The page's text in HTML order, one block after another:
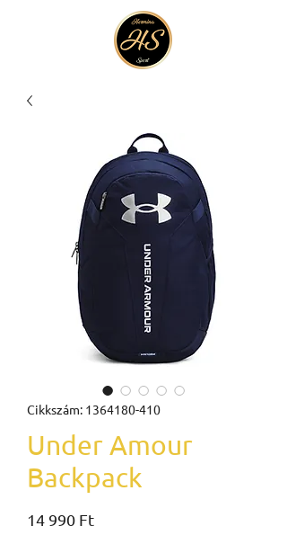
Cikkszám: 1364180-410
Under Amour
Backpack
14 990 FtÁr